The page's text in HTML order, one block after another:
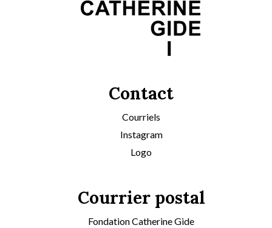
Contact
Courriels
Instagram
Logo
Courrier postal
Fondation Catherine Gide